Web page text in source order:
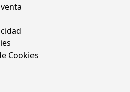
Cookies